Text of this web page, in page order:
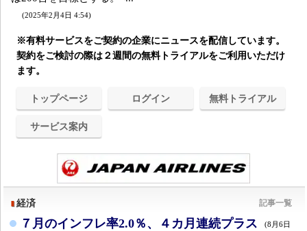
(2025年2月4日 4:54)
※有料サービスをご契約の企業にニュースを配信しています。
契約をご検討の際は２週間の無料トライアルをご利用いただけ
ます。
トップページ ログイン 無料トライアル
サービス案内
経済 記事一覧
７月のインフレ率2.0％、４カ月連続プラス (8月6日